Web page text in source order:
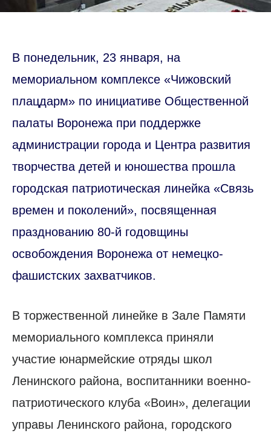
В понедельник, 23 января, на
мемориальном комплексе «Чижовский
плацдарм» по инициативе Общественной
палаты Воронежа при поддержке
администрации города и Центра развития
творчества детей и юношества прошла
городская патриотическая линейка «Связь
времен и поколений», посвященная
празднованию 80-й годовщины
освобождения Воронежа от немецко-
фашистских захватчиков.
В торжественной линейке в Зале Памяти
мемориального комплекса приняли
участие юнармейские отряды школ
Ленинского района, воспитанники военно-
патриотического клуба «Воин», делегации
управы Ленинского района, городского